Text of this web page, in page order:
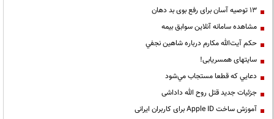
13 توصیه آسان برای رفع بوی بد دهان
مشاهده سامانه آنلاين سوابق بیمه
حكم آيت‌الله مكارم درباره شاهين نجفي
سایتهای همسریابی!
دعايي كه قطعا مستجاب مي‌شود
جزئیات جدید قتل روح الله داداشی
آموزش ساخت Apple ID برای کاربران ایرانی